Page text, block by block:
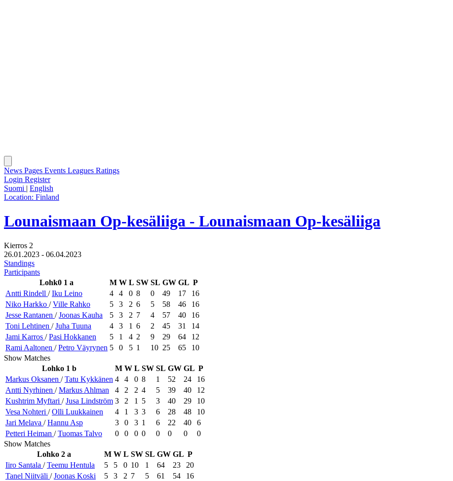
News Pages Events Leagues Ratings
Login Register
Suomi | English
Location: Finland
Lounaismaan Op-kesäliiga - Lounaismaan Op-kesäliiga
Kierros 2
26.01.2023 - 06.04.2023
Standings
Participants
Lohk0 1 a
M W L SW SL GW GL P
Antti Rindell /Iku Leino 4 4 0 8 0 49 17
16
Niko Harkko /Ville Rahko 5 3 2 6 5 58 46
16
Jesse Rantanen /Joonas Kauha 5 3 2 7 4 57 40
16
Toni Lehtinen /Juha Tuuna 4 3 1 6 2 45 31
14
Jami Karros /Pasi Hokkanen 5 1 4 2 9 29 64
12
Rami Aaltonen /Petro Väyrynen 5 0 5 1 10 25 65
10
Show Matches
Lohko 1 b
M W L SW SL GW GL P
Markus Oksanen /Tatu Kykkänen 4 4 0 8 1 52 24
16
Antti Nyrhinen /Markus Ahlman 4 2 2 4 5 39 40
12
Kushtrim Myftari /Jusa Lindström 3 2 1 5 3 40 29
10
Vesa Nohteri /Olli Luukkainen 4 1 3 3 6 28 48
10
Jari Melava /Hannu Asp 3 0 3 1 6 22 40
6
Petteri Heiman /Tuomas Talvo 0 0 0 0 0 0 0
0
Show Matches
Lohko 2 a
M W L SW SL GW GL P
Iiro Santala /Teemu Hentula 5 5 0 10 1 64 23
20
Tanel Niitväli /Joonas Koski 5 3 2 7 5 61 54 16